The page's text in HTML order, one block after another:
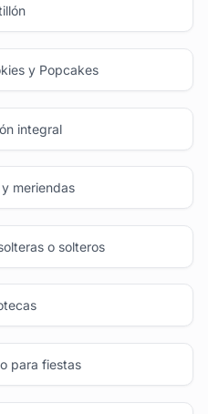
y Popcakes
integral
meriendas
o solteros
para fiestas